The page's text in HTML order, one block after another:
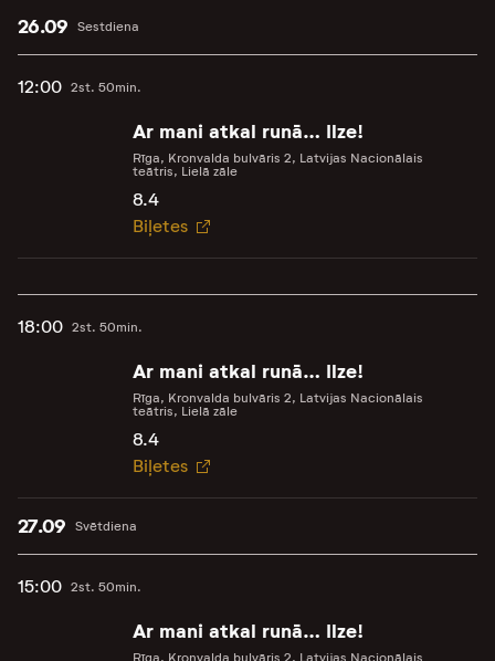
Sestdiena
26.09
12:00 2st. 50min.
Ar mani atkal runā… Ilze!
Rīga, Kronvalda bulvāris 2, Latvijas Nacionālais
teātris, Lielā zāle
8.4
Biļetes
18:00 2st. 50min.
Ar mani atkal runā… Ilze!
Rīga, Kronvalda bulvāris 2, Latvijas Nacionālais
teātris, Lielā zāle
8.4
Biļetes
Svētdiena
27.09
15:00 2st. 50min.
Ar mani atkal runā… Ilze!
Rīga, Kronvalda bulvāris 2, Latvijas Nacionālais